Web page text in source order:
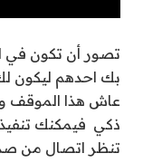
تصور أن تكون في
بك احدهم ليكون لك
عاش هذا الموقف
ذكي فيمكنك
تنظر اتصال من